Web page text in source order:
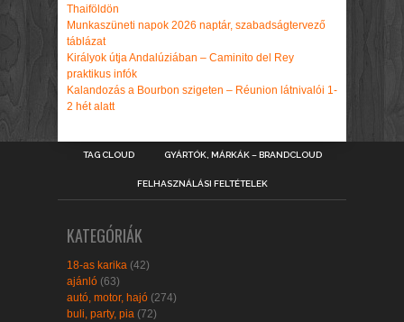
Thaiföldön
Munkaszüneti napok 2026 naptár, szabadságtervező
táblázat
Királyok útja Andalúziában – Caminito del Rey
praktikus infók
Kalandozás a Bourbon szigeten – Réunion látnivalói 1-
2 hét alatt
TAG CLOUD GYÁRTÓK, MÁRKÁK – BRANDCLOUD
FELHASZNÁLÁSI FELTÉTELEK
KATEGÓRIÁK
18-as karika (42)
ajánló (63)
autó, motor, hajó (274)
buli, party, pia (72)